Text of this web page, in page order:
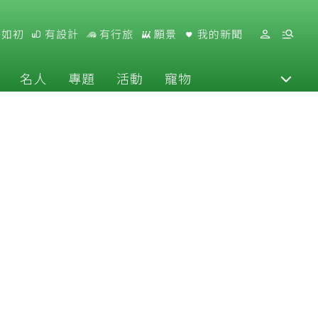
初 有設計 有行旅 願景 我的新聞
名人 專題 活動 寵物